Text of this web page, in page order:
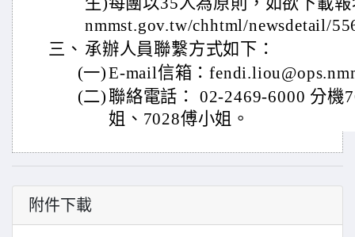
nmmst.gov.tw/chhtml/newsdetail/
三、 承辦人員聯繫方式如下：
(一)E-mail信箱：
(二) 聯絡電話： 02-2469-6000 分機
姐、7028傅小姐。
附件下載